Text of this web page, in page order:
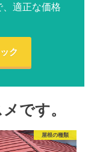
適正な価格
ク
です。
屋根の種類